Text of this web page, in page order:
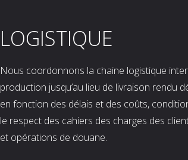
LOGISTIQUE
Nous coordonnons la chaine logistique
production jusqu’au lieu de livraison rendu
en fonction des délais et des coûts,
le respect des cahiers des charges des
et opérations de douane.